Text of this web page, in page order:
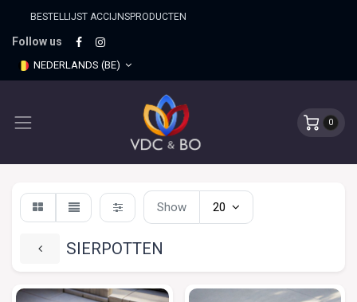
BESTELLIJST ACCIJNSPRO​DUCTEN
Follow us
NEDERLANDS (BE)
0
SIERPOTTEN
Show 20